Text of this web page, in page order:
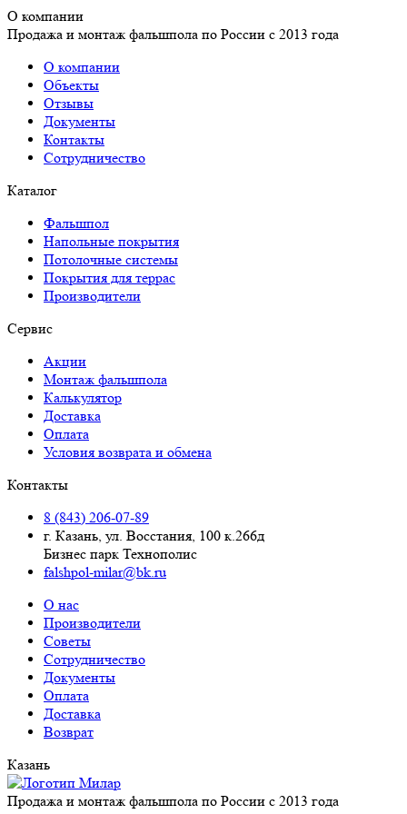
О компании
Продажа и монтаж фальшпола по России с 2013 года
О компании
Объекты
Отзывы
Документы
Контакты
Сотрудничество
Каталог
Фальшпол
Напольные покрытия
Потолочные системы
Покрытия для террас
Производители
Сервис
Акции
Монтаж фальшпола
Калькулятор
Доставка
Оплата
Условия возврата и обмена
Контакты
8 (843) 206-07-89
г. Казань, ул. Восстания, 100 к.266д
Бизнес парк Технополис
falshpol-milar@bk.ru
О нас
Производители
Советы
Сотрудничество
Документы
Оплата
Доставка
Возврат
Казань
Продажа и монтаж фальшпола по России с 2013 года